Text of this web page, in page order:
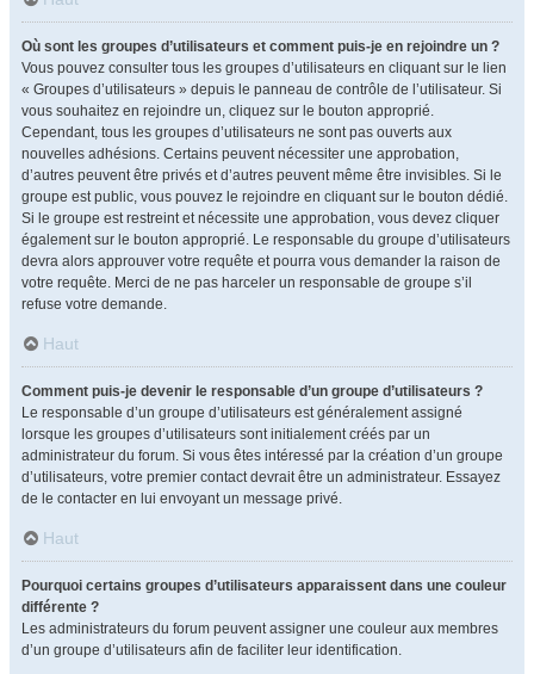
Où sont les groupes d’utilisateurs et comment puis-je en rejoindre un ?
Vous pouvez consulter tous les groupes d’utilisateurs en cliquant sur le lien
« Groupes d’utilisateurs » depuis le panneau de contrôle de l’utilisateur. Si
vous souhaitez en rejoindre un, cliquez sur le bouton approprié.
Cependant, tous les groupes d’utilisateurs ne sont pas ouverts aux
nouvelles adhésions. Certains peuvent nécessiter une approbation,
d’autres peuvent être privés et d’autres peuvent même être invisibles. Si le
groupe est public, vous pouvez le rejoindre en cliquant sur le bouton dédié.
Si le groupe est restreint et nécessite une approbation, vous devez cliquer
également sur le bouton approprié. Le responsable du groupe d’utilisateurs
devra alors approuver votre requête et pourra vous demander la raison de
votre requête. Merci de ne pas harceler un responsable de groupe s’il
refuse votre demande.
Haut
Comment puis-je devenir le responsable d’un groupe d’utilisateurs ?
Le responsable d’un groupe d’utilisateurs est généralement assigné
lorsque les groupes d’utilisateurs sont initialement créés par un
administrateur du forum. Si vous êtes intéressé par la création d’un groupe
d’utilisateurs, votre premier contact devrait être un administrateur. Essayez
de le contacter en lui envoyant un message privé.
Haut
Pourquoi certains groupes d’utilisateurs apparaissent dans une couleur
différente ?
Les administrateurs du forum peuvent assigner une couleur aux membres
d’un groupe d’utilisateurs afin de faciliter leur identification.